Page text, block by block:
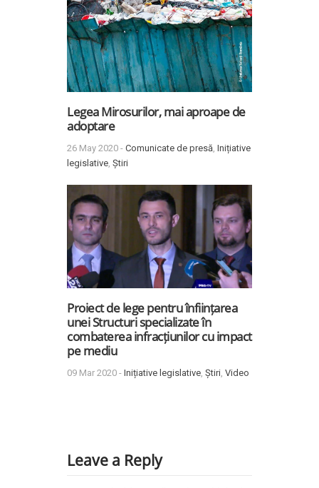
Legea Mirosurilor, mai aproape de
adoptare
26 May 2020 - Comunicate de presă, Inițiative
legislative, Știri
Proiect de lege pentru înființarea
unei Structuri specializate în
combaterea infracțiunilor cu impact
pe mediu
09 Mar 2020 - Inițiative legislative Știri Video
Leave a Reply